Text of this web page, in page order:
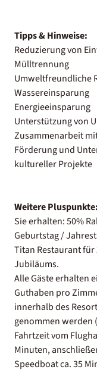
Tipps & Hinweise:
Reduzierung von
Mülltrennung
Umweltfreundliche
Wassereinsparung
Energieeinsparung
Unterstützung von
Zusammenarbeit
Förderung und
kultureller Projekte
Weitere Pluspunkte:
Sie erhalten: 50%
Geburtstag /
Titan Restaurant für
Jubiläums.
Alle Gäste erhalten
Guthaben pro
innerhalb des
genommen werden
Fahrtzeit vom
Minuten,
Speedboat ca. 35